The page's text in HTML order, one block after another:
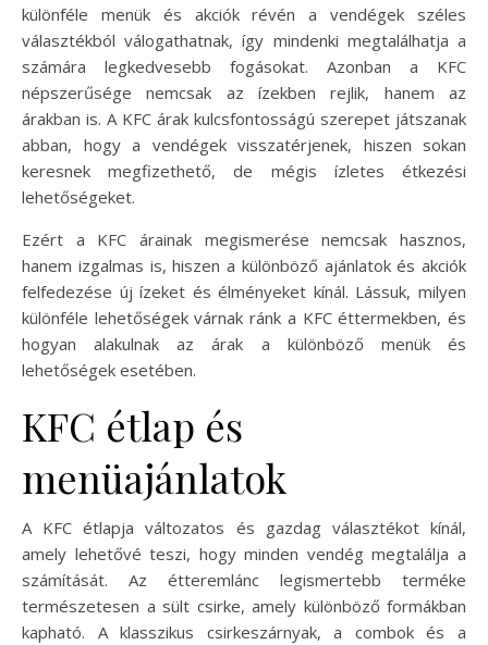
különféle menük és akciók révén a vendégek széles
választékból válogathatnak, így mindenki megtalálhatja a
számára legkedvesebb fogásokat. Azonban a KFC
népszerűsége nemcsak az ízekben rejlik, hanem az
árakban is. A KFC árak kulcsfontosságú szerepet játszanak
abban, hogy a vendégek visszatérjenek, hiszen sokan
keresnek megfizethető, de mégis ízletes étkezési
lehetőségeket.
Ezért a KFC árainak megismerése nemcsak hasznos,
hanem izgalmas is, hiszen a különböző ajánlatok és akciók
felfedezése új ízeket és élményeket kínál. Lássuk, milyen
különféle lehetőségek várnak ránk a KFC éttermekben, és
hogyan alakulnak az árak a különböző menük és
lehetőségek esetében.
KFC étlap és
menüajánlatok
A KFC étlapja változatos és gazdag választékot kínál,
amely lehetővé teszi, hogy minden vendég megtalálja a
számítását. Az étteremlánc legismertebb terméke
természetesen a sült csirke, amely különböző formákban
kapható. A klasszikus csirkeszárnyak, a combok és a